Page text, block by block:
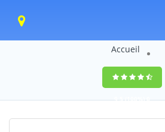
Accueil
9,5(100%)0
votes